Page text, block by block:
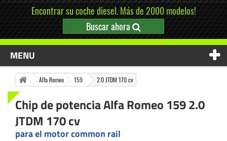
Encontrar su coche diesel. Más de 2000 modelos!
Buscar ahora
MENU
Alfa Romeo 159 2.0 JTDM 170 cv
Chip de potencia Alfa Romeo 159 2.0
JTDM 170 cv
para el motor common rail